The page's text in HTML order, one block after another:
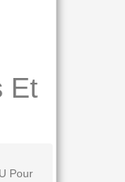
Et
Pour